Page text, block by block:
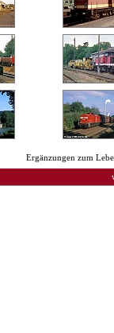
Ergänzungen zum